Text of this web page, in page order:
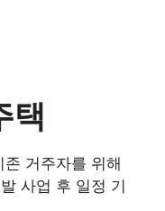
택
거주자를 위해
사업 후 일정 기